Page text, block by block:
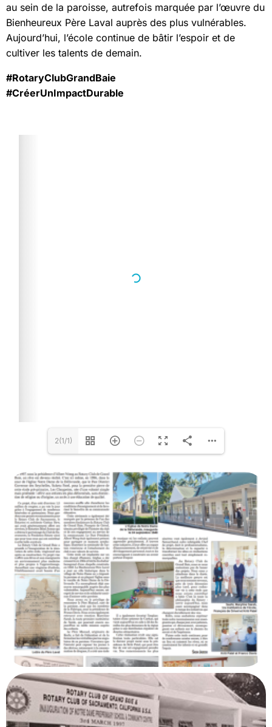
au sein de la paroisse, autrefois marquée par l’œuvre du
Bienheureux Père Laval auprès des plus vulnérables.
Aujourd’hui, l’école continue de bâtir l’espoir et de
cultiver les talents de demain.
#RotaryClubGrandBaie
#CréerUnImpactDurable
2(1/1)